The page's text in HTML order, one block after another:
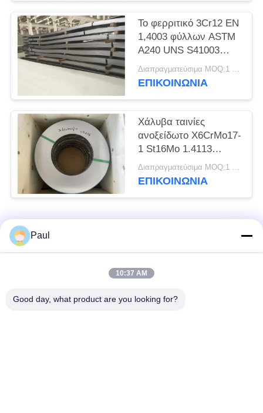
Το φερριτικό 3Cr12 EN
1,4003 φύλλων ASTM
A240 UNS S41003
ανοξείδωτου Unility
Διαπραγματεύσιμα MOQ:1 τόνος
ΕΠΙΚΟΙΝΩΝΊΑ
Χάλυβα ταινίες
ανοξείδωτο X6CrMo17-
1 St16Mo 1.4113
Χάλυβα ταινία ψυχρής
έλασης
Διαπραγματεύσιμα MOQ:1 τόνος
ΕΠΙΚΟΙΝΩΝΊΑ
Λαϊκή κατηγορία
Σκληραίνοντας
Paul
10:37 AM
Good day, what product are you looking for?